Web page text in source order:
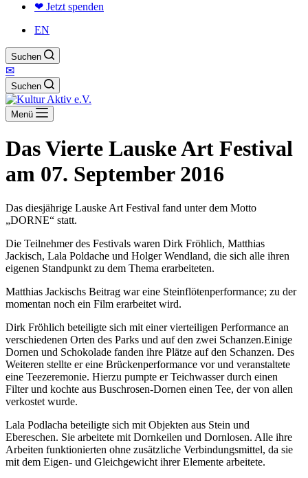
❤ Jetzt spenden
EN
Suchen
✉
Suchen
Menü
Das Vierte Lauske Art Festival
am 07. September 2016
Das diesjährige Lauske Art Festival fand unter dem Motto
„DORNE“ statt.
Die Teilnehmer des Festivals waren Dirk Fröhlich, Matthias
Jackisch, Lala Poldache und Holger Wendland, die sich alle ihren
eigenen Standpunkt zu dem Thema erarbeiteten.
Matthias Jackischs Beitrag war eine Steinflötenperformance; zu der
momentan noch ein Film erarbeitet wird.
Dirk Fröhlich beteiligte sich mit einer vierteiligen Performance an
verschiedenen Orten des Parks und auf den zwei Schanzen.Einige
Dornen und Schokolade fanden ihre Plätze auf den Schanzen. Des
Weiteren stellte er eine Brückenperformance vor und veranstaltete
eine Teezeremonie. Hierzu pumpte er Teichwasser durch einen
Filter und kochte aus Buschrosen-Dornen einen Tee, der von allen
verkostet wurde.
Lala Podlacha beteiligte sich mit Objekten aus Stein und
Ebereschen. Sie arbeitete mit Dornkeilen und Dornlosen. Alle ihre
Arbeiten funktionierten ohne zusätzliche Verbindungsmittel, da sie
mit dem Eigen- und Gleichgewicht ihrer Elemente arbeitete.